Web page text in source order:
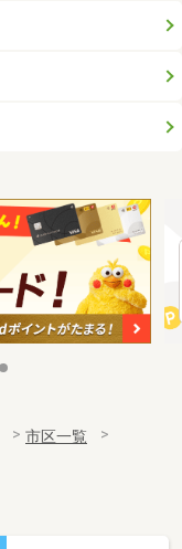
市区一覧